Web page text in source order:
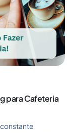
para Cafeteria